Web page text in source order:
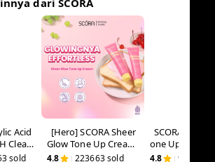
Benefit:
kulit dari efek buruk paparan sinar
efek mencerahkan dan meratakan
Formula ringan dan tidak lengket
● Cocok digunakan sehari hari
How to Use:
ruas jari dan aplikasikan pada wajah dan
demi sedikit lalu ratakan dengan perlahan,
dan mulut